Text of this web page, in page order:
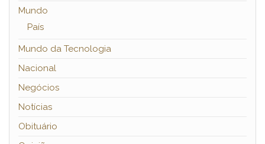
Mundo
País
Mundo da Tecnologia
Nacional
Negócios
Notícias
Obituário